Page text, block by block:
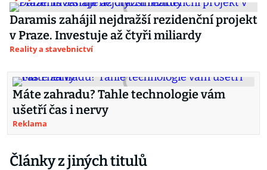
Daramis zahájil nejdražší rezidenční projekt
v Praze. Investuje až čtyři miliardy
Reality a stavebnictví
Máte zahradu? Tahle technologie vám
ušetří čas i nervy
Reklama
Články z jiných titulů